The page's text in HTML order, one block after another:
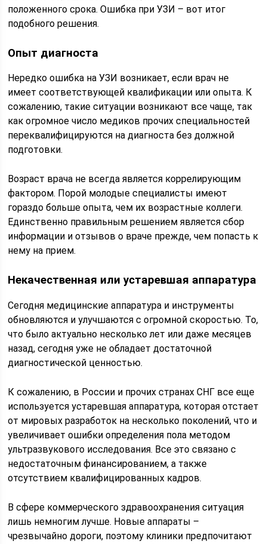
положенного срока. Ошибка при УЗИ – вот итог
подобного решения.
Опыт диагноста
Нередко ошибка на УЗИ возникает, если врач не
имеет соответствующей квалификации или опыта. К
сожалению, такие ситуации возникают все чаще, так
как огромное число медиков прочих специальностей
переквалифицируются на диагноста без должной
подготовки.
Возраст врача не всегда является коррелирующим
фактором. Порой молодые специалисты имеют
гораздо больше опыта, чем их возрастные коллеги.
Единственно правильным решением является сбор
информации и отзывов о враче прежде, чем попасть к
нему на прием.
Некачественная или устаревшая аппаратура
Сегодня медицинские аппаратура и инструменты
обновляются и улучшаются с огромной скоростью. То,
что было актуально несколько лет или даже месяцев
назад, сегодня уже не обладает достаточной
диагностической ценностью.
К сожалению, в России и прочих странах СНГ все еще
используется устаревшая аппаратура, которая отстает
от мировых разработок на несколько поколений, что и
увеличивает ошибки определения пола методом
ультразвукового исследования. Все это связано с
недостаточным финансированием, а также
отсутствием квалифицированных кадров.
В сфере коммерческого здравоохранения ситуация
лишь немногим лучше. Новые аппараты –
чрезвычайно дороги, поэтому клиники предпочитают